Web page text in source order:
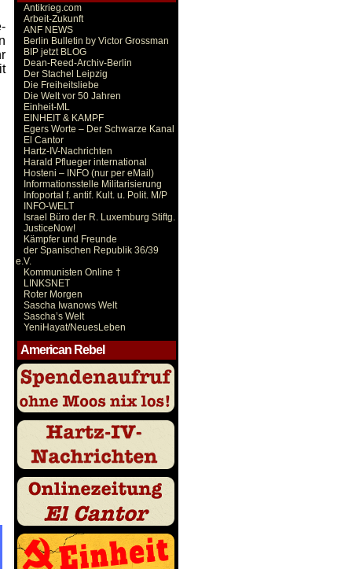
Antikrieg.com
Arbeit-Zukunft
ANF NEWS
Berlin Bulletin by Victor Grossman
BIP jetzt BLOG
Dean-Reed-Archiv-Berlin
Der Stachel Leipzig
Die Freiheitsliebe
Die Welt vor 50 Jahren
Einheit-ML
EINHEIT & KAMPF
Egers Worte – Der Schwarze Kanal
El Cantor
Hartz-IV-Nachrichten
Harald Pflueger international
Hosteni – INFO (nur per eMail)
Informationsstelle Militarisierung
Infoportal f. antif. Kult. u. Polit. M/P
INFO-WELT
Israel Büro der R. Luxemburg Stiftg.
JusticeNow!
Kämpfer und Freunde
der Spanischen Republik 36/39
e.V.
Kommunisten Online †
LINKSNET
Roter Morgen
Sascha Iwanows Welt
Sascha’s Welt
YeniHayat/NeuesLeben
American Rebel